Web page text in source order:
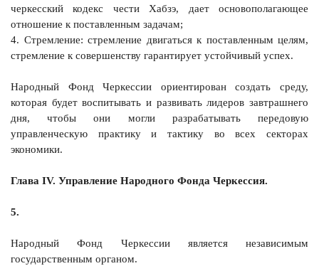
черкесский кодекс чести Хабзэ, дает основополагающее
отношение к поставленным задачам;
4. Стремление: стремление двигаться к поставленным целям,
стремление к совершенству гарантирует устойчивый успех.
Народный Фонд Черкессии ориентирован создать среду,
которая будет воспитывать и развивать лидеров завтрашнего
дня, чтобы они могли разрабатывать передовую
управленческую практику и тактику во всех секторах
экономики.
Глава IV. Управление Народного Фонда Черкессия.
5.
Народный Фонд Черкессии является независимым
государственным органом.